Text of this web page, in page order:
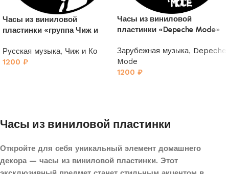
Часы из виниловой
пластинки «группа Чиж и
Русская музыка, Чиж и Ко
1200 ₽
Часы из виниловой
пластинки «Depeche Mode»
Зарубежная музыка, Depeche
Mode
1200 ₽
Часы из виниловой пластинки
Откройте для себя уникальный элемент домашнего
декора — часы из виниловой пластинки. Этот